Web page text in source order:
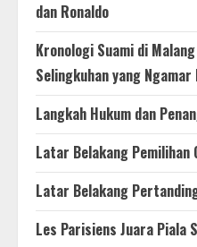
dan Ronaldo
Kronologi Suami di
Selingkuhan yang
Langkah Hukum dan
Latar Belakang Pemilihan
Latar Belakang
Les Parisiens Juara Piala